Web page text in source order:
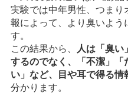
実験では中年男性、つま
報によって、より臭いよ
す。
この結果から、
人は「臭い
するのでなく、「不潔」
い」など、目や耳で得る情
分かります。